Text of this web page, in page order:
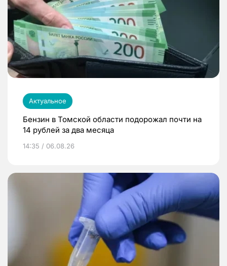
Актуальное
Бензин в Томской области подорожал почти на
14 рублей за два месяца
14:35 / 06.08.26